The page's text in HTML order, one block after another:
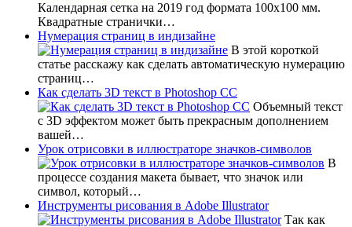
Календарная сетка на 2019 год формата 100х100 мм.
Квадратные странички…
Нумерация страниц в индизайне
В этой короткой
статье расскажу как сделать автоматическую нумерацию
страниц…
Как сделать 3D текст в Photoshop CC
Объемный текст
с 3D эффектом может быть прекрасным дополнением
вашей…
Урок отрисовки в иллюстраторе значков-символов
В
процессе создания макета бывает, что значок или
символ, который…
Инструменты рисования в Adobe Illustrator
Так как